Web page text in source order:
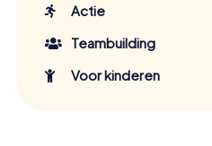
Actie
Teambuilding
Voor kinderen